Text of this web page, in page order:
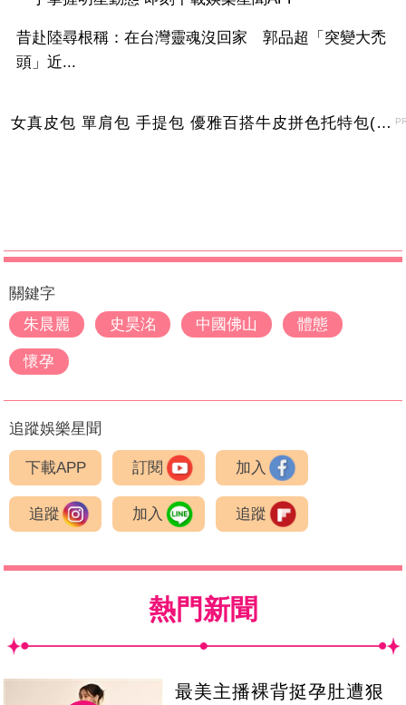
昔赴陸尋根稱：在台灣靈魂沒回家 郭品超「突變大禿
頭」近...
女真皮包 單肩包 手提包 優雅百搭牛皮拼色托特包(6色)【XWL780163】＊艾美時尚(現+預)
關鍵字
朱晨麗
史昊洺 中國佛山 體態
懷孕
追蹤娛樂星聞
下載APP 訂閱 加入
追蹤 加入 追蹤
熱門新聞
最美主播裸背挺孕肚遭狠